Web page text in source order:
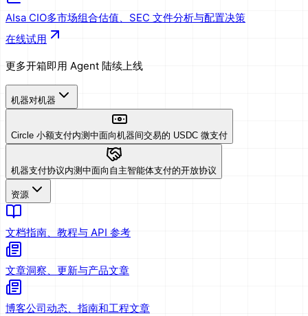
AIsa CIO多市场组合估值、SEC 文件分析与配置决策
在线试用
更多开箱即用 Agent 陆续上线
机器对机器
Circle 小额支付内测中面向机器间交易的 USDC 微支付
机器支付协议内测中面向自主智能体支付的开放协议
资源
文档指南、教程与 API 参考
文章洞察、更新与产品文章
博客公司动态、指南和工程文章